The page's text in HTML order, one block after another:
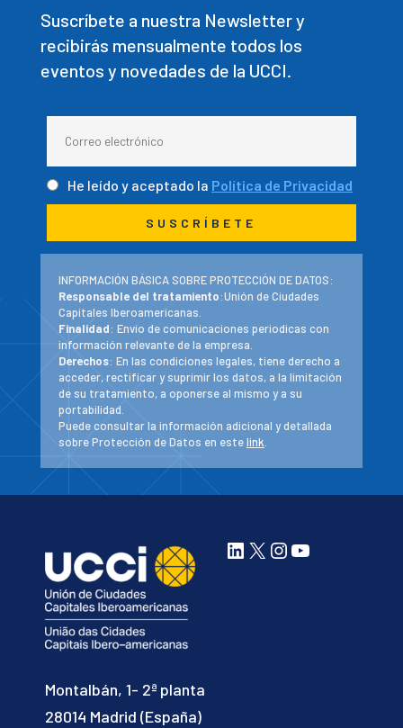
Suscríbete a nuestra Newsletter y
recibirás mensualmente todos los
eventos y novedades de la UCCI.
He leído y aceptado la Política de Privacidad
INFORMACIÓN BÁSICA SOBRE PROTECCIÓN DE DATOS:
Responsable del tratamiento:Unión de Ciudades
Capitales Iberoamericanas.
Finalidad: Envío de comunicaciones periodicas con
información relevante de la empresa.
Derechos: En las condiciones legales, tiene derecho a
acceder, rectificar y suprimir los datos, a la limitación
de su tratamiento, a oponerse al mismo y a su
portabilidad.
Puede consultar la información adicional y detallada
sobre Protección de Datos en estelink.
Montalbán, 1- 2ª planta
28014 Madrid (España)
LinkedIn
X Instagram
YouTube